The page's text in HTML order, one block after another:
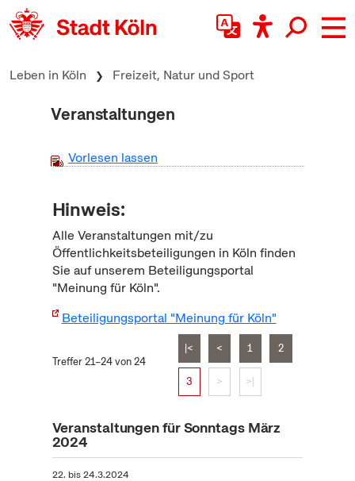
zum Inhalt springen
Leben in Köln Freizeit, Natur und Sport
Veranstaltungen
Vorlesen lassen
Hinweis:
Alle Veranstaltungen mit/zu
Öffentlichkeitsbeteiligungen in Köln finden
Sie auf unserem Beteiligungsportal
"Meinung für Köln".
Beteiligungsportal "Meinung für Köln"
Treffer 21–24 von 24
|< < 1 2
3 > >|
Veranstaltungen für Sonntags März
2024
22. bis24.3.2024